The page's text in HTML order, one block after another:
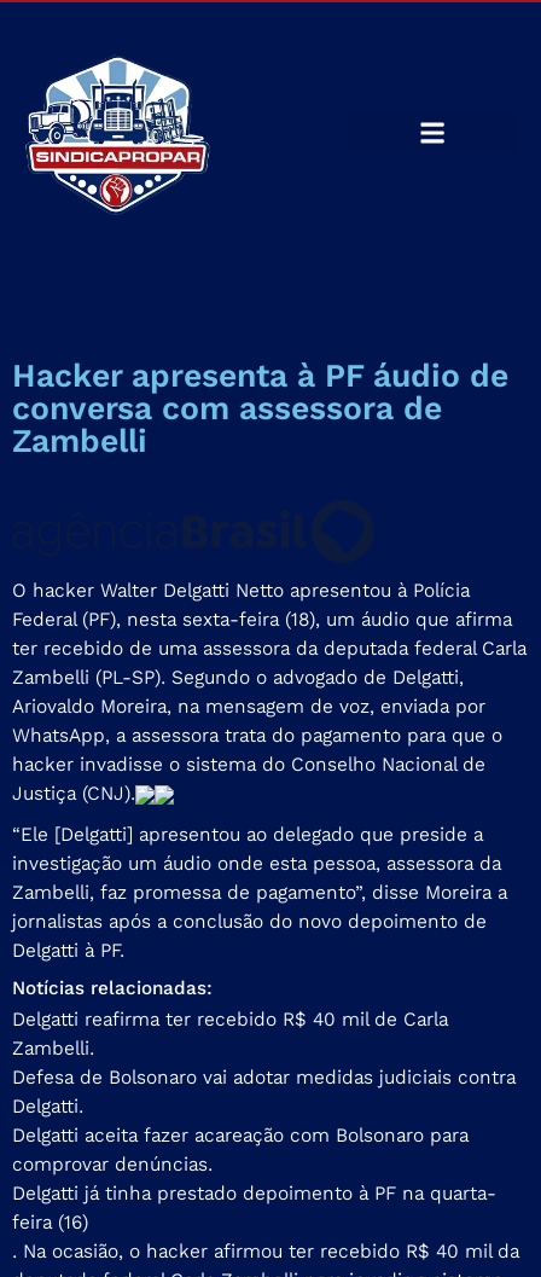
Hacker apresenta à PF áudio de
conversa com assessora de
Zambelli
O hacker Walter Delgatti Netto apresentou à Polícia
Federal (PF), nesta sexta-feira (18), um áudio que afirma
ter recebido de uma assessora da deputada federal Carla
Zambelli (PL-SP). Segundo o advogado de Delgatti,
Ariovaldo Moreira, na mensagem de voz, enviada por
WhatsApp, a assessora trata do pagamento para que o
hacker invadisse o sistema do Conselho Nacional de
Justiça (CNJ).
“Ele [Delgatti] apresentou ao delegado que preside a
investigação um áudio onde esta pessoa, assessora da
Zambelli, faz promessa de pagamento”, disse Moreira a
jornalistas após a conclusão do novo depoimento de
Delgatti à PF.
Notícias relacionadas:
Delgatti reafirma ter recebido R$ 40 mil de Carla
Zambelli.
Defesa de Bolsonaro vai adotar medidas judiciais contra
Delgatti.
Delgatti aceita fazer acareação com Bolsonaro para
comprovar denúncias.
Delgatti já tinha prestado depoimento à PF na quarta-
feira (16)
. Na ocasião, o hacker afirmou ter recebido R$ 40 mil da